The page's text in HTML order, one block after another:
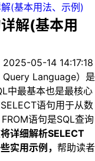
(基本用法、示例)
解(基本用
2025-05-14 14:17:18
Language）是
中最基本也是最核心
语句用于从数
语句是SQL查询
将详细解析SELECT
实用示例， 帮助读者